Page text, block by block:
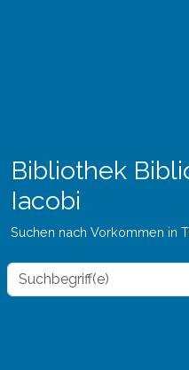
Bibliothek
Iacobi
Suchen nach Vorkommen in